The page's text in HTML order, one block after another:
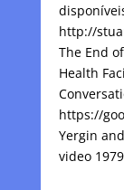
http://
The End
Health
https://
Yergin
video